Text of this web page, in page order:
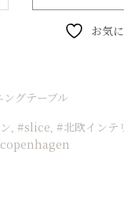
お気
ングテーブル
, #slice, #北欧インテ